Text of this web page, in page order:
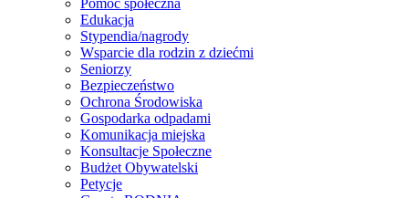
Pomoc społeczna
Edukacja
Stypendia/nagrody
Wsparcie dla rodzin z dziećmi
Seniorzy
Bezpieczeństwo
Ochrona Środowiska
Gospodarka odpadami
Komunikacja miejska
Konsultacje Społeczne
Budżet Obywatelski
Petycje